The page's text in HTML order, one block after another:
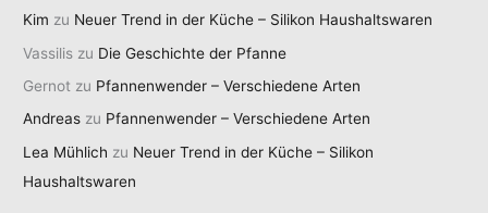
Kim zu Neuer Trend in der Küche – Silikon Haushaltswaren
Vassilis zu Die Geschichte der Pfanne
Gernot zu Pfannenwender – Verschiedene Arten
Andreas zu Pfannenwender – Verschiedene Arten
Lea Mühlich zu Neuer Trend in der Küche – Silikon
Haushaltswaren